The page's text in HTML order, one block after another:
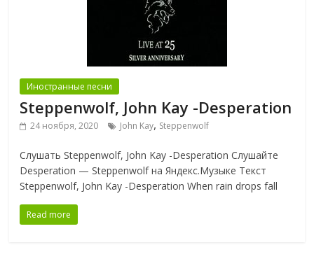
Иностранные песни
Steppenwolf, John Kay -Desperation
24 ноября, 2020 John Kay, Steppenwolf
Слушать Steppenwolf, John Kay -Desperation Слушайте
Desperation — Steppenwolf на Яндекс.Музыке Текст
Steppenwolf, John Kay -Desperation When rain drops fall
Read more